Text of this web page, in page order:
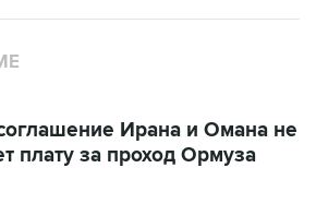
Ирана и Омана не
плату за проход Ормуза